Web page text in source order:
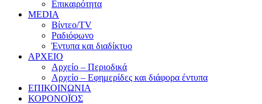
Επικαιρότητα
MEDIA
Βίντεο/TV
Ραδιόφωνο
Έντυπα και διαδίκτυο
ΑΡΧΕΙΟ
Αρχείο – Περιοδικά
Αρχείο – Εφημερίδες και διάφορα έντυπα
ΕΠΙΚΟΙΝΩΝΙΑ
ΚΟΡΟΝΟΪΟΣ